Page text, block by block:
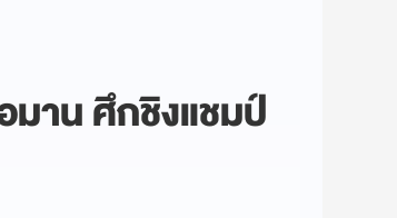
าน ศึกชิงแชมป์